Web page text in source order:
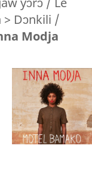
> Dɔnkili /
Modja